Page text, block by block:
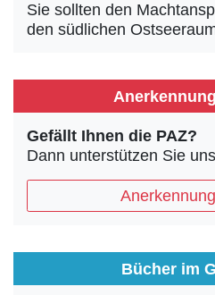
Sie sollten den
den südlichen
Gefällt Ihnen die PAZ?
Dann unterstützen Sie
Bücher im